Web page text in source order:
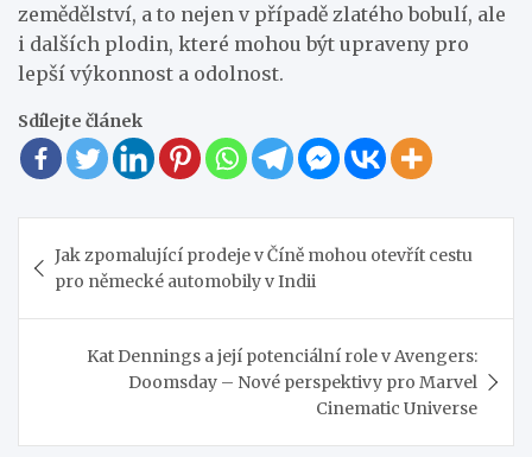
zemědělství, a to nejen v případě zlatého bobulí, ale
i dalších plodin, které mohou být upraveny pro
lepší výkonnost a odolnost.
Sdílejte článek
pro
příspěvek
Jak zpomalující prodeje v Číně mohou otevřít cestu
pro německé automobily v Indii
Kat Dennings a její potenciální role v Avengers:
Doomsday – Nové perspektivy pro Marvel
Cinematic Universe